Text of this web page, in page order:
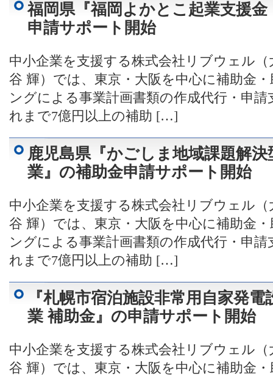
福岡県『福岡よかとこ起業支援金
申請サポート開始
中小企業を支援する株式会社リブウェル
谷 輝）では、東京・大阪を中心に補助金
ングによる事業計画書類の作成代行・申
れまで7億円以上の補助 […]
鹿児島県『かごしま地域課題解決
業』の補助金申請サポート開始
中小企業を支援する株式会社リブウェル
谷 輝）では、東京・大阪を中心に補助金
ングによる事業計画書類の作成代行・申
れまで7億円以上の補助 […]
『札幌市宿泊施設非常用自家発
業 補助金』の申請サポート開始
中小企業を支援する株式会社リブウェル
谷 輝）では、東京・大阪を中心に補助金